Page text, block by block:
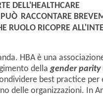
DELL'HEALTHCARE
Ò RACCONTARE
RUOLO RICOPRE
HBA è una
dellagender parity
best practice per
delle organizzazioni. In